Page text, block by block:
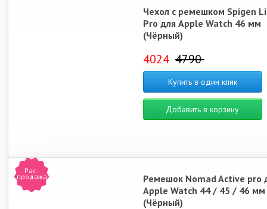
Чехол с ремешком Spigen
Pro для Apple Watch 46 мм
(Чёрный)
4024 4790
Купить в один клик
Добавить в корзину
Рас-
продажа
Ремешок Nomad Active pro
Apple Watch 44 / 45 / 46 мм
(Чёрный)